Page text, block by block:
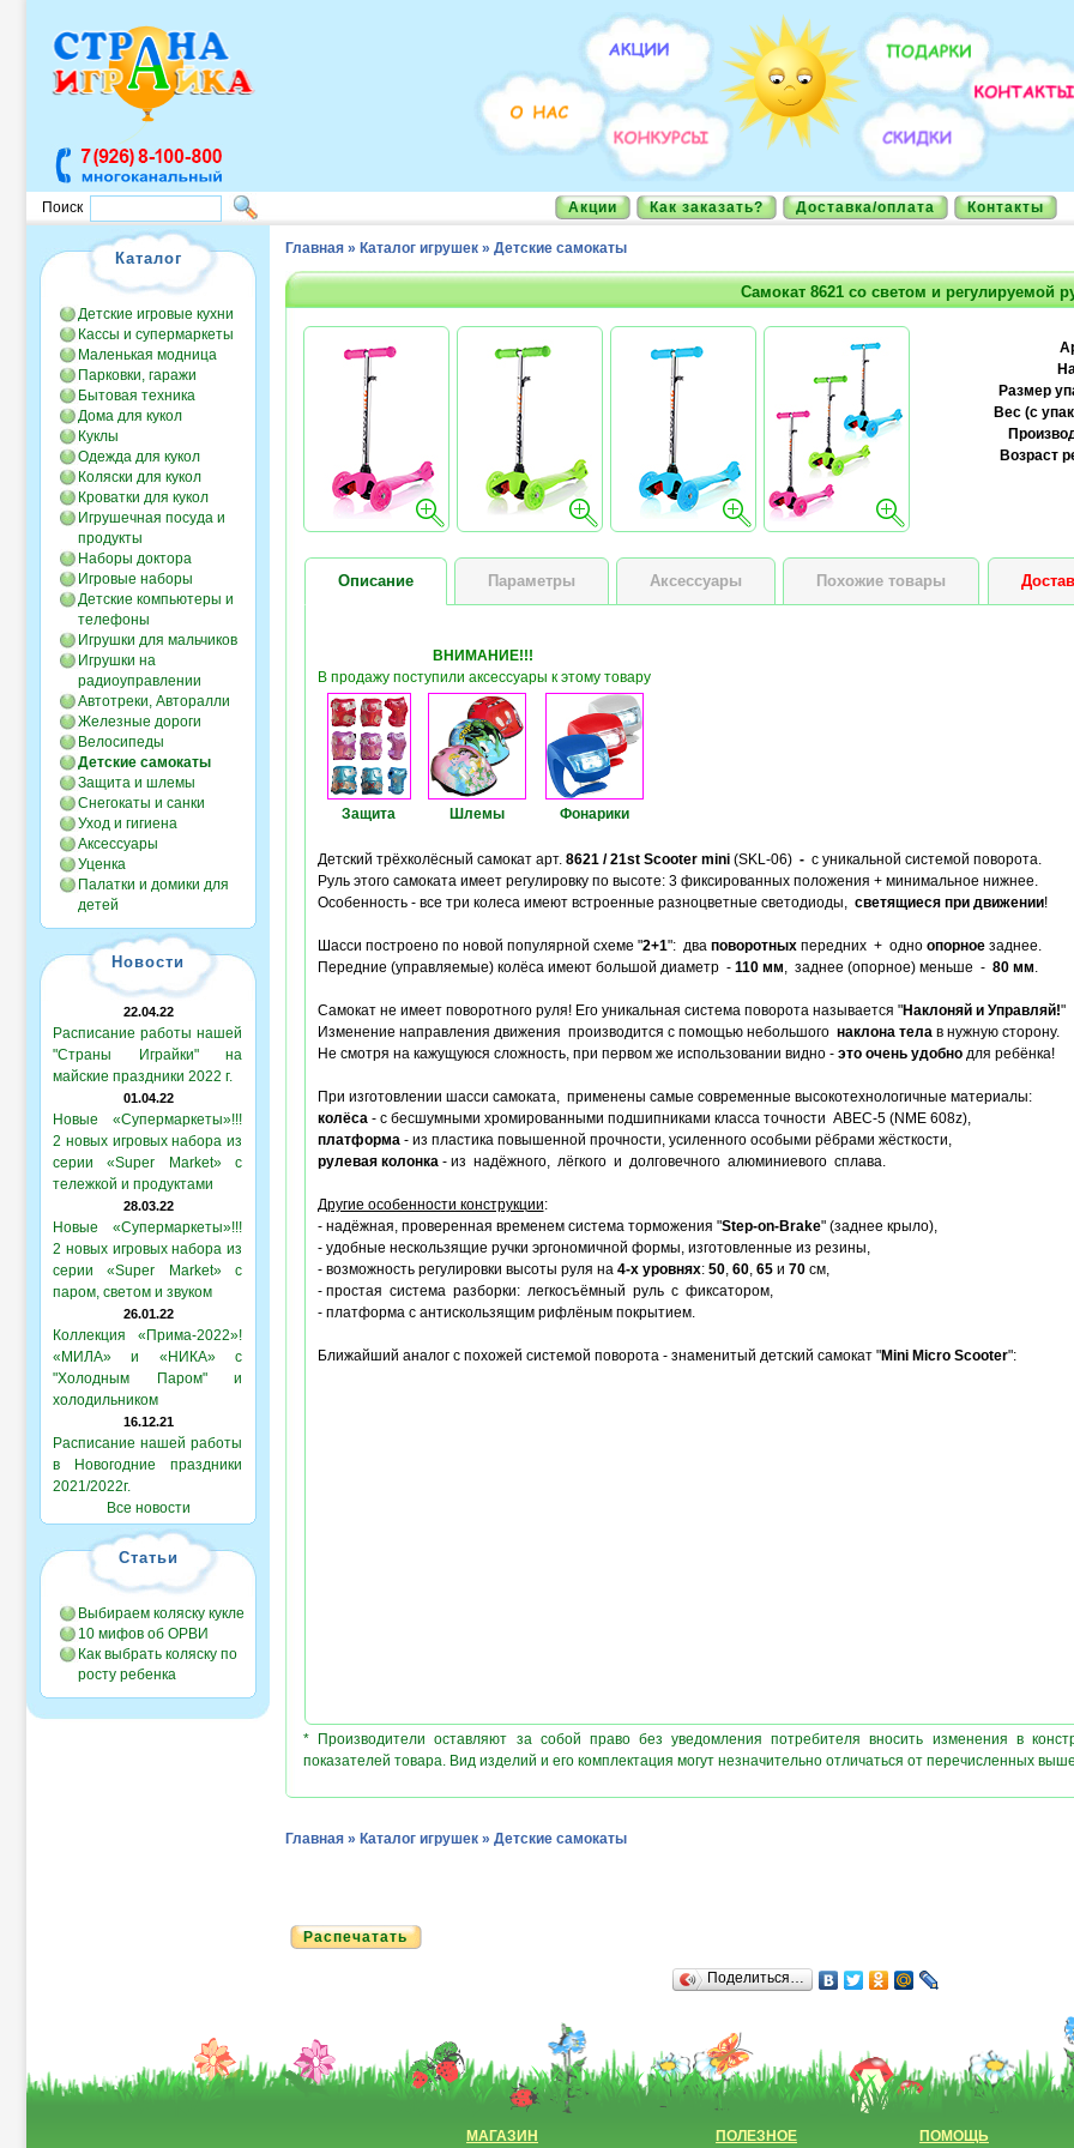
Поиск Акции Как заказать? Доставка/оплата Контакты
Каталог
Детские игровые кухни
Кассы и супермаркеты
Маленькая модница
Парковки, гаражи
Бытовая техника
Дома для кукол
Куклы
Одежда для кукол
Коляски для кукол
Кроватки для кукол
Игрушечная посуда и
продукты
Наборы доктора
Игровые наборы
Детские компьютеры и
телефоны
Игрушки для мальчиков
Игрушки на
радиоуправлении
Автотреки, Авторалли
Железные дороги
Велосипеды
Детские самокаты
Защита и шлемы
Снегокаты и санки
Уход и гигиена
Аксессуары
Уценка
Палатки и домики для
детей
Новости
22.04.22
Расписание работы нашей
"Страны Играйки" на
майские праздники 2022 г.
01.04.22
Новые «Супермаркеты»!!!
2 новых игровых набора из
серии «Super Market» с
тележкой и продуктами
28.03.22
Новые «Супермаркеты»!!!
2 новых игровых набора из
серии «Super Market» с
паром, светом и звуком
26.01.22
Коллекция «Прима-2022»!
«МИЛА» и «НИКА» с
"Холодным Паром" и
холодильником
16.12.21
Расписание нашей работы
в Новогодние праздники
2021/2022г.
Все новости
Статьи
Выбираем коляску кукле
10 мифов об ОРВИ
Как выбрать коляску по
росту ребенка
Главная » Каталог игрушек » Детские самокаты
Самокат 8621 со светом и регулируемой
Размер
Вес (с
Возраст
Описание Параметры Аксессуары Похожие товары
ВНИМАНИЕ!!!
В продажу поступили аксессуары к этому товару
Защита Шлемы Фонарики
Детский трёхколёсный самокат арт. 8621 / 21st Scooter mini (SKL-06)- с уникальной системой поворота.
Руль этого самоката имеет регулировку по высоте: 3 фиксированных положения + минимальное нижнее.
Особенность - все три колеса имеют встроенные разноцветные светодиоды, светящиеся при движении!
Шасси построено по новой популярной схеме "2+1": два поворотныхпередних + одно опорноезаднее.
Передние (управляемые) колёса имеют большой диаметр - 110 мм, заднее (опорное) меньше - 80 мм.
Самокат не имеет поворотного руля! Его уникальная система поворота называется "Наклоняй и Управляй!"
Изменение направления движения производится с помощью небольшого наклона телав нужную сторону.
Не смотря на кажущуюся сложность, при первом же использовании видно - это очень удобнодля ребёнка!
При изготовлении шасси самоката, применены самые современные высокотехнологичные материалы:
колёса- с бесшумными хромированными подшипниками класса точности ABEC-5 (NME 608z),
платформа- из пластика повышенной прочности, усиленного особыми рёбрами жёсткости,
рулевая колонка- из надёжного, лёгкого и долговечного алюминиевого сплава.
Другие особенности конструкции:
- надёжная, проверенная временем система торможения "Step-on-Brake" (заднее крыло),
- удобные нескользящие ручки эргономичной формы, изготовленные из резины,
- возможность регулировки высоты руля на 4-х уровнях: 50, 60, 65и 70см,
- простая система разборки: легкосъёмный руль с фиксатором,
- платформа с антискользящим рифлёным покрытием.
Ближайший аналог с похожей системой поворота - знаменитый детский самокат "Mini Micro Scooter":
* Производители оставляют за собой право без уведомления потребителя вносить изменения в
показателей товара. Вид изделий и его комплектация могут незначительно отличаться от перечисленных
Главная » Каталог игрушек » Детские самокаты
Распечатать
Поделиться…
МАГАЗИН ПОЛЕЗНОЕ ПОМОЩЬ